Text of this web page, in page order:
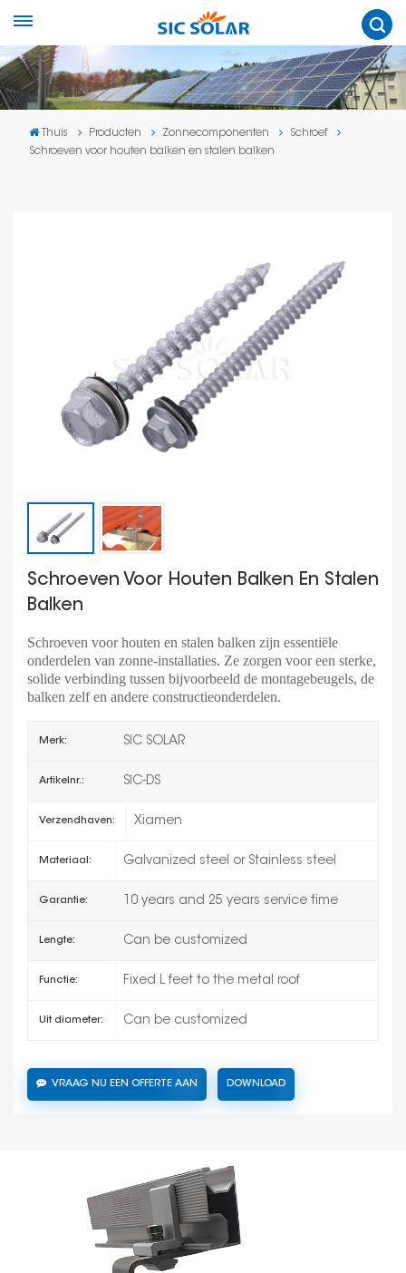
Thuis Producten Zonnecomponenten
Schroef
Schroeven voor houten balken en stalen balken
Schroeven Voor Houten Balken En Stalen
Balken
Schroeven voor houten en stalen balken zijn essentiële
onderdelen van zonne-installaties. Ze zorgen voor een sterke,
solide verbinding tussen bijvoorbeeld de montagebeugels, de
balken zelf en andere constructieonderdelen.
Merk: SIC SOLAR
Artikelnr.: SIC-DS
Verzendhaven: Xiamen
Materiaal: Galvanized steel or Stainless steel
Garantie: 10 years and 25 years service time
Lengte: Can be customized
Functie: Fixed L feet to the metal roof
Uit diameter: Can be customized
VRAAG NU EEN OFFERTE AAN DOWNLOAD